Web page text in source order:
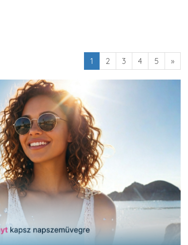
1 2 3 4 5 »